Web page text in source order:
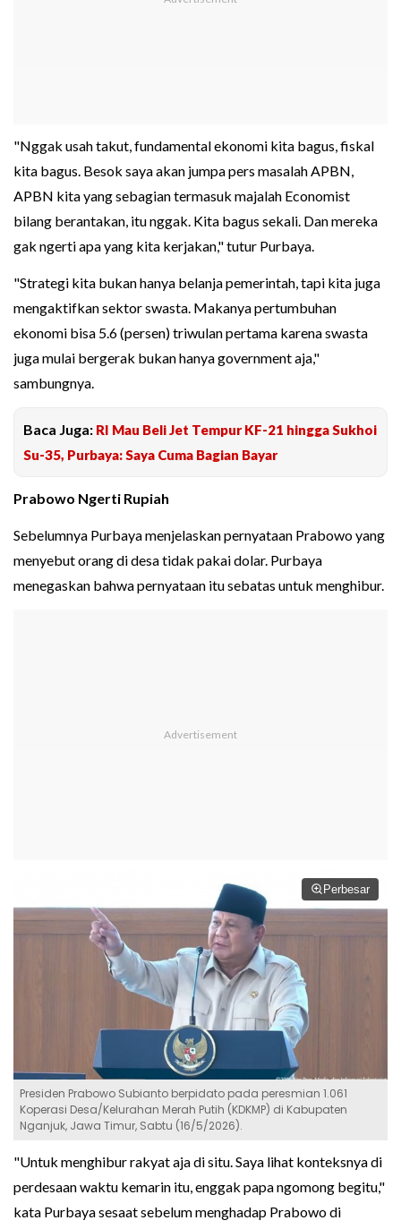
"Nggak usah takut, fundamental ekonomi kita bagus, fiskal
kita bagus. Besok saya akan jumpa pers masalah APBN,
APBN kita yang sebagian termasuk majalah Economist
bilang berantakan, itu nggak. Kita bagus sekali. Dan mereka
gak ngerti apa yang kita kerjakan," tutur Purbaya.
"Strategi kita bukan hanya belanja pemerintah, tapi kita juga
mengaktifkan sektor swasta. Makanya pertumbuhan
ekonomi bisa 5.6 (persen) triwulan pertama karena swasta
juga mulai bergerak bukan hanya government aja,"
sambungnya.
Baca Juga: RI Mau Beli Jet Tempur KF-21 hingga Sukhoi
Su-35, Purbaya: Saya Cuma Bagian Bayar
Prabowo Ngerti Rupiah
Sebelumnya Purbaya menjelaskan pernyataan Prabowo yang
menyebut orang di desa tidak pakai dolar. Purbaya
menegaskan bahwa pernyataan itu sebatas untuk menghibur.
Perbesar
Presiden Prabowo Subianto berpidato pada peresmian 1.061
Koperasi Desa/Kelurahan Merah Putih (KDKMP) di Kabupaten
Nganjuk, Jawa Timur, Sabtu (16/5/2026).
"Untuk menghibur rakyat aja di situ. Saya lihat konteksnya di
perdesaan waktu kemarin itu, enggak papa ngomong begitu,"
kata Purbaya sesaat sebelum menghadap Prabowo di